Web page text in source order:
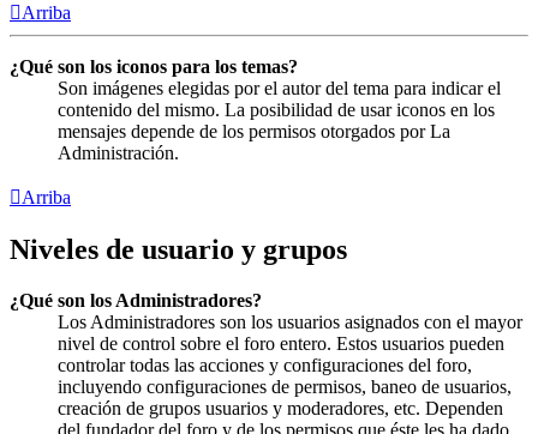
Arriba
¿Qué son los iconos para los temas?
Son imágenes elegidas por el autor del tema para indicar el
contenido del mismo. La posibilidad de usar iconos en los
mensajes depende de los permisos otorgados por La
Administración.
Arriba
Niveles de usuario y grupos
¿Qué son los Administradores?
Los Administradores son los usuarios asignados con el mayor
nivel de control sobre el foro entero. Estos usuarios pueden
controlar todas las acciones y configuraciones del foro,
incluyendo configuraciones de permisos, baneo de usuarios,
creación de grupos usuarios y moderadores, etc. Dependen
del fundador del foro y de los permisos que éste les ha dado.